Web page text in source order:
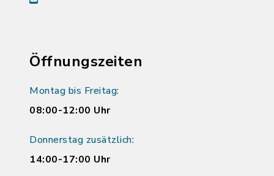
Öffnungszeiten
Montag bis Freitag:
08:00-12:00 Uhr
Donnerstag zusätzlich:
14:00-17:00 Uhr